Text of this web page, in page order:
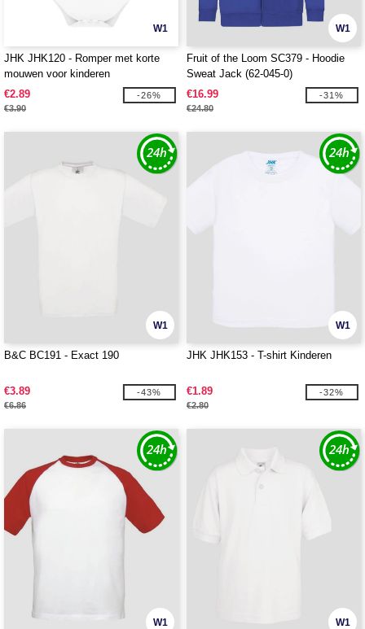
W1
JHK JHK120 - Romper met korte
mouwen voor kinderen
€2.89
€3.90
-26%
W1
Fruit of the Loom SC379 - Hoodie
Sweat Jack (62-045-0)
€16.99
€24.80
-31%
W1
B&C BC191 - Exact 190
€3.89
€6.86
-43%
W1
JHK JHK153 - T-shirt Kinderen
€1.89
€2.80
-32%
W1 W1